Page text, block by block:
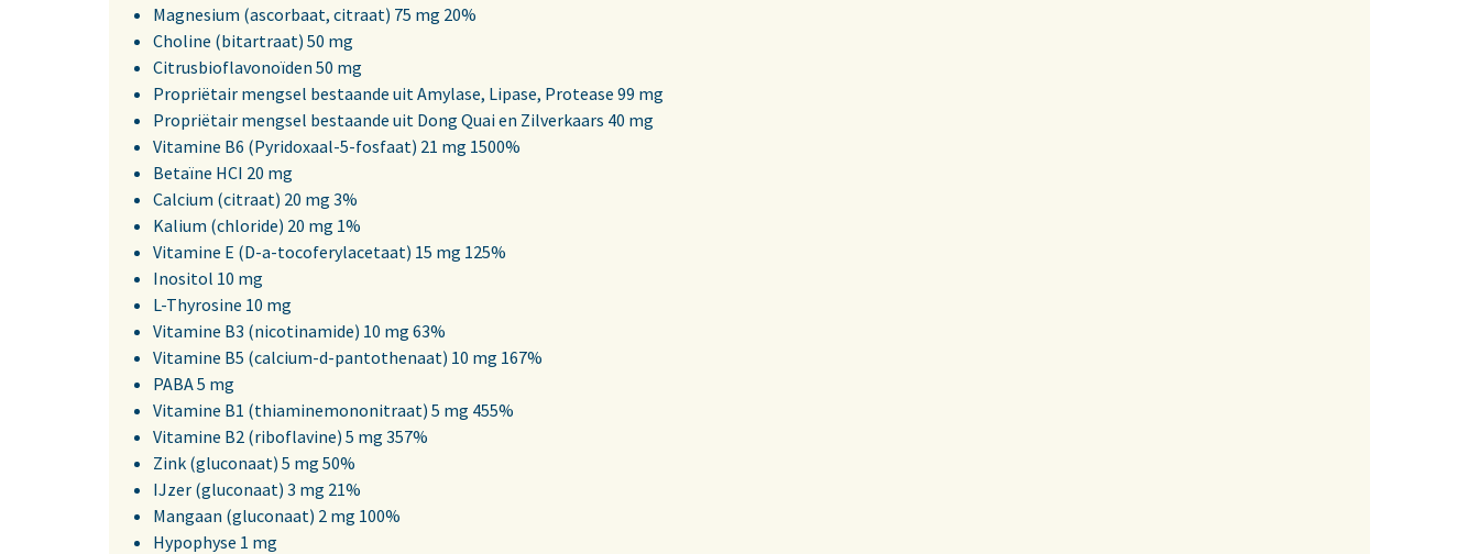
Magnesium (ascorbaat, citraat) 75 mg 20%
Choline (bitartraat) 50 mg
Citrusbioflavonoïden 50 mg
Propriëtair mengsel bestaande uit Amylase, Lipase, Protease 99 mg
Propriëtair mengsel bestaande uit Dong Quai en Zilverkaars 40 mg
Vitamine B6 (Pyridoxaal-5-fosfaat) 21 mg 1500%
Betaïne HCI 20 mg
Calcium (citraat) 20 mg 3%
Kalium (chloride) 20 mg 1%
Vitamine E (D-a-tocoferylacetaat) 15 mg 125%
Inositol 10 mg
L-Thyrosine 10 mg
Vitamine B3 (nicotinamide) 10 mg 63%
Vitamine B5 (calcium-d-pantothenaat) 10 mg 167%
PABA 5 mg
Vitamine B1 (thiaminemononitraat) 5 mg 455%
Vitamine B2 (riboflavine) 5 mg 357%
Zink (gluconaat) 5 mg 50%
IJzer (gluconaat) 3 mg 21%
Mangaan (gluconaat) 2 mg 100%
Hypophyse 1 mg